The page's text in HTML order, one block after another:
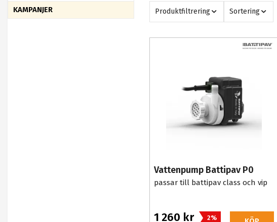
KAMPANJER Produktfiltrering Sortering
Vattenpump Battipav P0
passar till battipav class och vip
1 260 kr 2%